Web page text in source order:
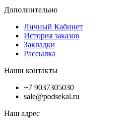
Дополнительно
Личный Кабинет
История заказов
Закладки
Рассылка
Наши контакты
+7 9037305030
sale@podsekai.ru
Наш адрес